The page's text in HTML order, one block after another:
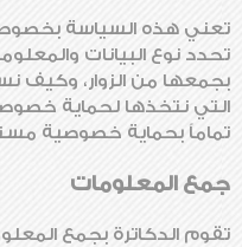
تعني هذه السياسة
تحدد نوع البيانات
بجمعها من الزوار، وكيف
التي نتخذها لحماية
تماماً بحماية خصوصية
جمع المعلومات
تقوم الدكاترة بجمع